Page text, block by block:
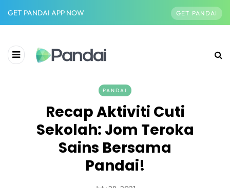
GET PANDAI APP NOW GET PANDAI
PANDAI
Recap Aktiviti Cuti
Sekolah: Jom Teroka
Sains Bersama
Pandai!